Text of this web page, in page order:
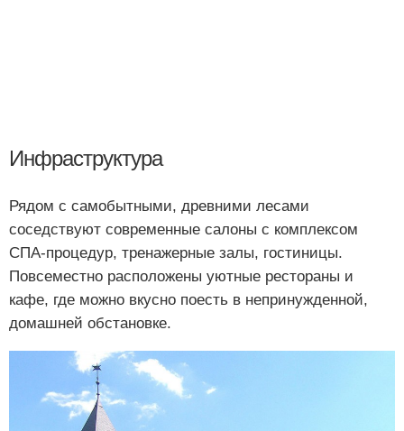
Инфраструктура
Рядом с самобытными, древними лесами
соседствуют современные салоны с комплексом
СПА-процедур, тренажерные залы, гостиницы.
Повсеместно расположены уютные рестораны и
кафе, где можно вкусно поесть в непринужденной,
домашней обстановке.